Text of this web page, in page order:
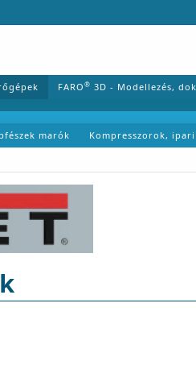
FARO® 3D - Modellezés,
marók Kompresszorok,